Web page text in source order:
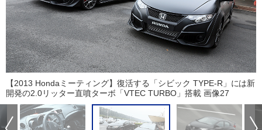
【2013 Hondaミーティング】復活する「シビック TYPE-R」には新
開発の2.0リッター直噴ターボ「VTEC TURBO」搭載 画像27